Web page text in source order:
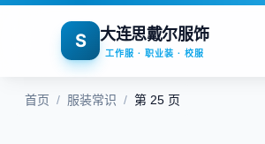
S 大连思戴尔服饰
工作服 · 职业装 · 校服
首页 / 服装常识 / 第 25 页